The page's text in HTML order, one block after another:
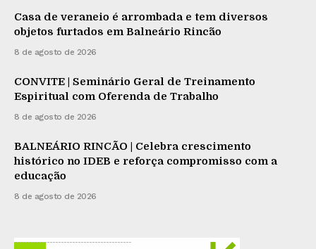
Casa de veraneio é arrombada e tem diversos
objetos furtados em Balneário Rincão
8 de agosto de 2026
CONVITE | Seminário Geral de Treinamento
Espiritual com Oferenda de Trabalho
8 de agosto de 2026
BALNEÁRIO RINCÃO | Celebra crescimento
histórico no IDEB e reforça compromisso com a
educação
8 de agosto de 2026